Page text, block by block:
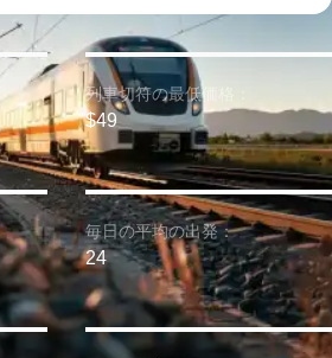
列車切符の最低価格：
$49
毎日の平均の出発：
24